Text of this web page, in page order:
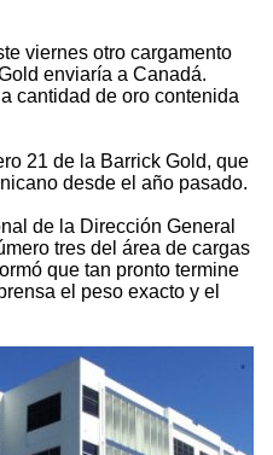
viernes otro cargamento
enviaría a Canadá.
cantidad de oro contenida
21 de la Barrick Gold, que
desde el año pasado.
de la Dirección General
tres del área de cargas
que tan pronto termine
el peso exacto y el